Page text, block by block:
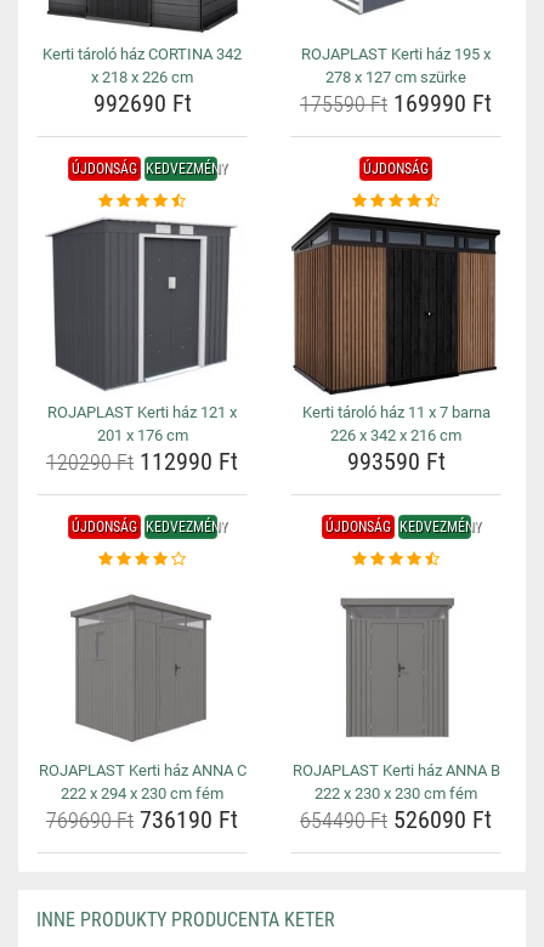
Kerti tároló ház CORTINA 342
x 218 x 226 cm
992690 Ft
ROJAPLAST Kerti ház 195 x
278 x 127 cm szürke
175590 Ft 169990 Ft
ÚJDONSÁG KEDVEZMÉNY
ROJAPLAST Kerti ház 121 x
201 x 176 cm
120290 Ft 112990 Ft
ÚJDONSÁG
Kerti tároló ház 11 x 7 barna
226 x 342 x 216 cm
993590 Ft
ÚJDONSÁG KEDVEZMÉNY
ROJAPLAST Kerti ház ANNA C
222 x 294 x 230 cm fém
769690 Ft 736190 Ft
ÚJDONSÁG KEDVEZMÉNY
ROJAPLAST Kerti ház ANNA B
222 x 230 x 230 cm fém
654490 Ft 526090 Ft
INNE PRODUKTY PRODUCENTA KETER